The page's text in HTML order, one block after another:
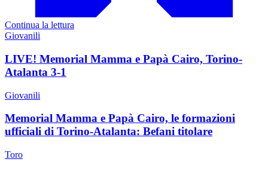
Continua la lettura
Giovanili
LIVE! Memorial Mamma e Papà Cairo, Torino-
Atalanta 3-1
Giovanili
Memorial Mamma e Papà Cairo, le formazioni
ufficiali di Torino-Atalanta: Befani titolare
Toro